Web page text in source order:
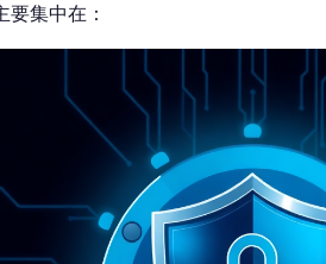
集中在：